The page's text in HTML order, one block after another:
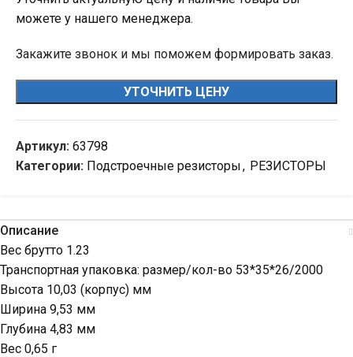
можете у нашего менеджера.
Закажите звонок и мы поможем формировать заказ.
УТОЧНИТЬ ЦЕНУ
Артикул: 63798
Категории: Подстроечные резисторы, РЕЗИСТОРЫ
Описание
Вес брутто 1.23
Транспортная упаковка: размер/кол-во 53*35*26/2000
Высота 10,03 (корпус) мм
Ширина 9,53 мм
Глубина 4,83 мм
Вес 0,65 г